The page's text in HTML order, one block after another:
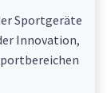
Sportgeräte
Innovation,